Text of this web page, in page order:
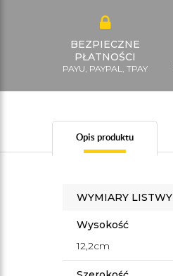
BEZPIECZNE
PŁATNOŚCI
PAYU, PAYPAL, TPAY
Opis produktu
WYMIARY LISTWY
Wysokość
12,2cm